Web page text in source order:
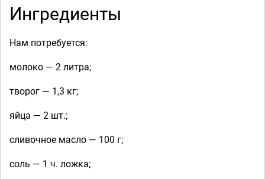
Ингредиенты
Нам потребуется:
молоко — 2 литра;
творог — 1,3 кг;
яйца — 2 шт.;
сливочное масло — 100 г;
соль — 1 ч. ложка;